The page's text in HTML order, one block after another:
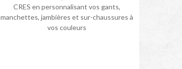
CRES en personnalisant vos gants,
manchettes, jambières et sur-chaussures à
vos couleurs